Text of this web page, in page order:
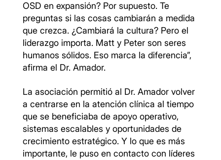
OSD en expansión? Por supuesto. Te
preguntas si las cosas cambiarán a medida
que crezca. ¿Cambiará la cultura? Pero el
liderazgo importa. Matt y Peter son seres
humanos sólidos. Eso marca la diferencia”,
afirma el Dr. Amador.
La asociación permitió al Dr. Amador volver
a centrarse en la atención clínica al tiempo
que se beneficiaba de apoyo operativo,
sistemas escalables y oportunidades de
crecimiento estratégico. Y lo que es más
importante, le puso en contacto con líderes